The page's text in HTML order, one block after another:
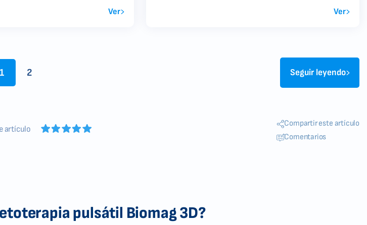
Ver Ver
1 2 Seguir leyendo
artículo
Compartir este artículo
Comentarios
pulsátil Biomag 3D?